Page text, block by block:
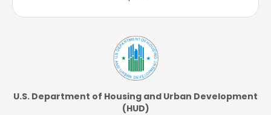
U.S. Department of Housing and Urban Development
(HUD)​